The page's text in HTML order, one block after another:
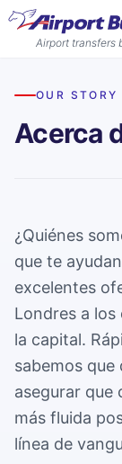
Airport transfers
Inglés
Francés
Español
Reservar
Ofertas
Descuentos
Ahorra hasta
Descuentos
Ahorra hasta
grupo de más
Acerca de
Acerca de
Acerca de
Términos y
Lee nuestros
Ayuda
Contáctenos
Contáctenos
de contacto.
OUR STORY
Acerca
¿Quiénes
que te
excelentes
Londres a
la capital.
sabemos que
asegurar que
más fluida
línea de